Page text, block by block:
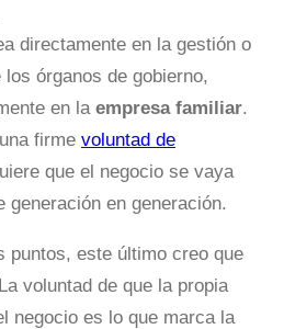
directamente en la gestión o
órganos de gobierno,
en la empresa familiar.
firme voluntad de
que el negocio se vaya
generación en generación.
puntos, este último creo que
voluntad de que la propia
negocio es lo que marca la